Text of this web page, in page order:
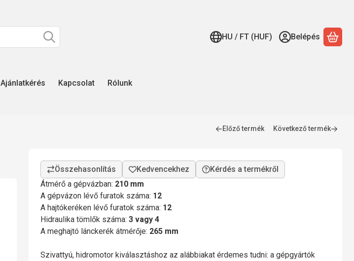
HU / FT (HUF) Belépés A
Ajánlatkérés Kapcsolat Rólunk
Előző termék Következő termék
Kérdés a termékről
Átmérő a gépvázban: 210 mm
A gépvázon lévő furatok száma: 12
A hajtókeréken lévő furatok száma: 12
Hidraulika tömlők száma: 3 vagy 4
A meghajtó lánckerék átmérője: 265 mm
Szivattyú, hidromotor kiválasztáshoz az alábbiakat érdemes tudni: a gépgyártók